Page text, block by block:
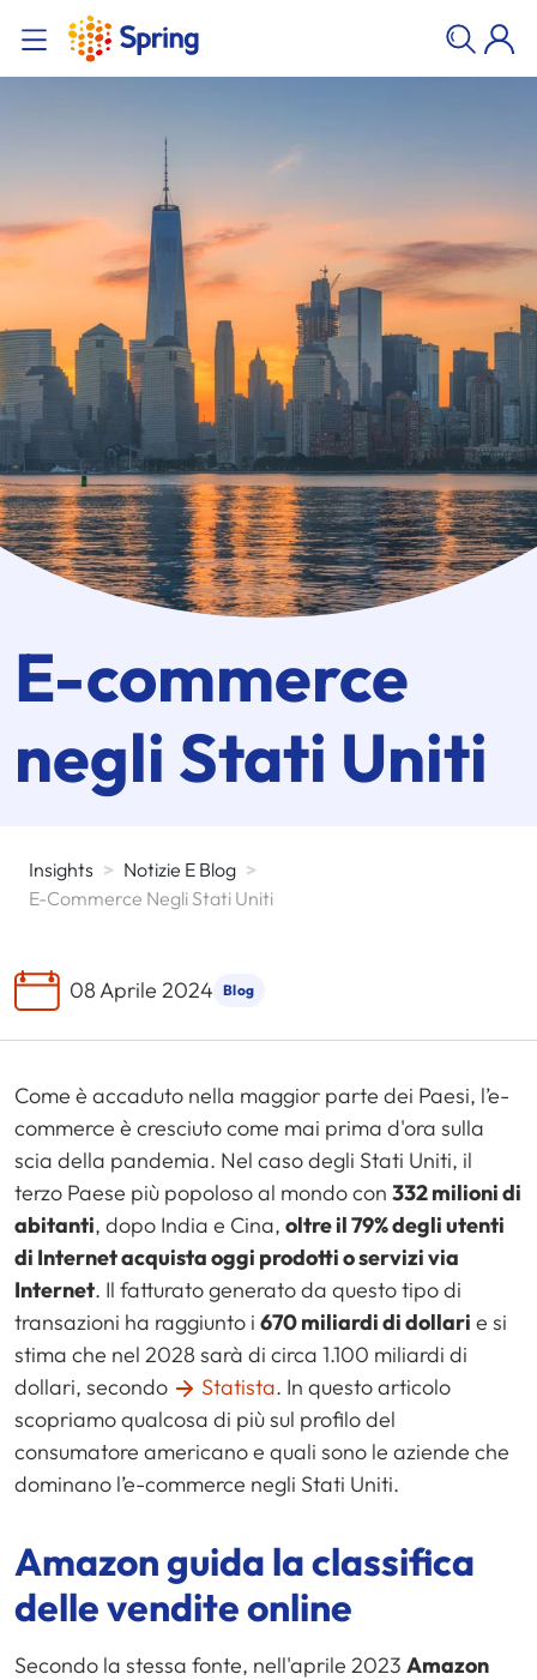
E-commerce
negli Stati Uniti
Insights > Notizie E Blog >
E-Commerce Negli Stati Uniti
08 Aprile 2024 Blog
Come è accaduto nella maggior parte dei Paesi, l’e-
commerce è cresciuto come mai prima d'ora sulla
scia della pandemia. Nel caso degli Stati Uniti, il
terzo Paese più popoloso al mondo con 332 milioni di
abitanti, dopo India e Cina, oltre il 79% degli utenti
di Internet acquista oggi prodotti o servizi via
Internet. Il fatturato generato da questo tipo di
transazioni ha raggiunto i 670 miliardi di dollari e si
stima che nel 2028 sarà di circa 1.100 miliardi di
dollari, secondo
Statista. In questo articolo
scopriamo qualcosa di più sul profilo del
consumatore americano e quali sono le aziende che
dominano l’e-commerce negli Stati Uniti.
Amazon guida la classifica
delle vendite online
Secondo la stessa fonte, nell'aprile 2023 Amazon